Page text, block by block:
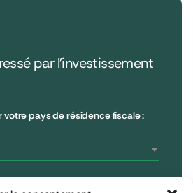
par l’investissement
votre pays de résidence fiscale :
Reporting